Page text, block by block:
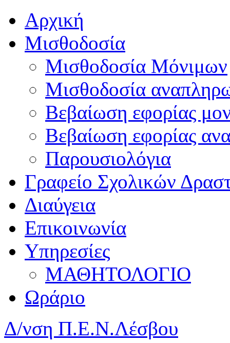
Αρχική
Μισθοδοσία
Μισθοδοσία Μόνιμων
Μισθοδοσία
Βεβαίωση εφορίας
Βεβαίωση εφορίας
Παρουσιολόγια
Γραφείο Σχολικών
Διαύγεια
Επικοινωνία
Υπηρεσίες
ΜΑΘΗΤΟΛΟΓΙΟ
Ωράριο
Δ/νση Π.Ε.Ν.Λέσβου